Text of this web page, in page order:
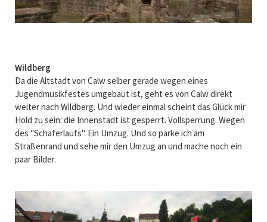
Wildberg
Da die Altstadt von Calw selber gerade wegen eines
Jugendmusikfestes umgebaut ist, geht es von Calw direkt
weiter nach Wildberg. Und wieder einmal scheint das Glück mir
Hold zu sein: die Innenstadt ist gesperrt. Vollsperrung. Wegen
des "Schäferlaufs". Ein Umzug. Und so parke ich am
Straßenrand und sehe mir den Umzug an und mache noch ein
paar Bilder.